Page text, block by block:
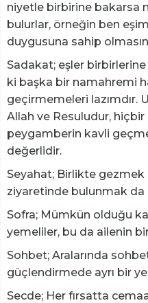
niyetle birbirine bakarsa
bulurlar, örneğin ben
duygusuna sahip
Sadakat; eşler
ki başka bir namahremi
geçirmemeleri lazımdır.
Allah ve Resuludur, hiçbir
peygamberin kavli
değerlidir.
Seyahat; Birlikte
ziyaretinde bulunmak da
Sofra; Mümkün olduğu
yemeliler, bu da ailenin
Sohbet; Aralarında
güçlendirmede ayrı bir
Secde; Her fırsatta